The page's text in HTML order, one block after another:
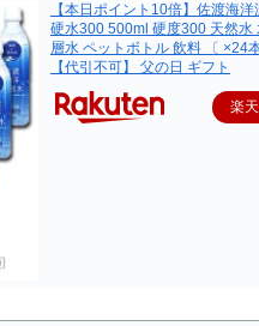
【本日ポイント10倍】佐渡海
硬水300 500ml 硬度300 天然水
層水 ペットボトル 飲料 〔 ×24
【代引不可】 父の日 ギフト
楽